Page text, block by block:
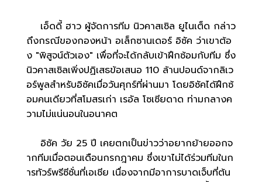
เอ็ดดี้ ฮาว ผู้จัดการทีม นิวคาสเซิล ยูไนเต็ด กล่าว
ถึงกรณีของกองหน้า อเล็กซานเดอร์ อิซัค ว่าเขาต้อ
ง "พิสูจน์ตัวเอง" เพื่อที่จะได้กลับเข้าฝึกซ้อมกับทีม ซึ่ง
นิวคาสเซิลเพิ่งปฏิเสธข้อเสนอ 110 ล้านปอนด์จากลิเว
อร์พูลสำหรับอิซัคเมื่อวันศุกร์ที่ผ่านมา โดยอิซัคได้ฝึกซ้
อมคนเดียวที่สโมสรเก่า เรอัล โซเซียดาด ท่ามกลางค
วามไม่แน่นอนในอนาคต
อิซัค วัย 25 ปี เคยตกเป็นข่าวว่าอยากย้ายออกจ
ากทีมเมื่อตอนเดือนกรกฎาคม ซึ่งเขาไม่ได้ร่วมทีมในก
ารทัวร์พรีซีซั่นที่เอเชีย เนื่องจากมีอาการบาดเจ็บที่ต้น